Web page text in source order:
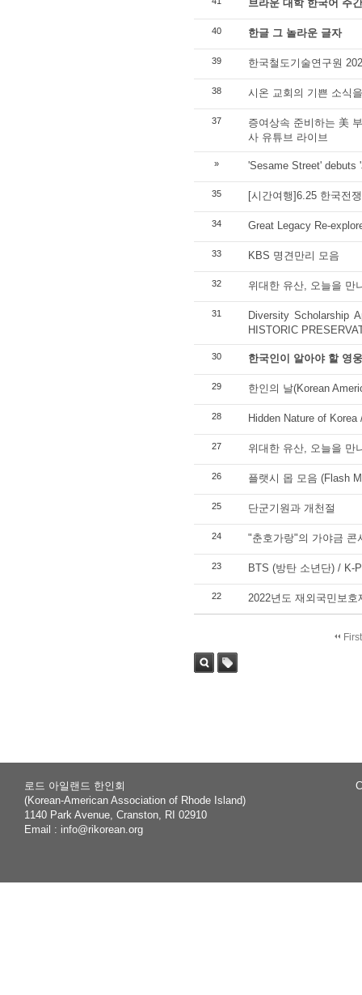
브라운 대학 한국어 주
40 한글 그 놀라운 글자
39 한국철도기술연구원
38 시온 교회의 기쁜 소식
37
증여상속 준비하는 美
사 유튜브 라이브
» 'Sesame Street' debuts
35 [시간여행]6.25 한국전
34 Great Legacy Re-
33 KBS 명견만리 모음
32 위대한 유산, 오늘을 만
31
Diversity Scholarship
HISTORIC
30 한국인이 알아야 할 영
29 한인의 날(Korean
28 Hidden Nature of
27 위대한 유산, 오늘을 만
26 플랫시 몹 모음 (Flash
25 단군기원과 개천절
24 "춘호가랑"의 가야금 콘
23 BTS (방탄 소년단) / K-
22 2022년도 재외국민보
로드 아일랜드 한인회
(Korean-American Association of Rhode Island)
1140 Park Avenue, Cranston, RI 02910
Email : info@rikorean.org